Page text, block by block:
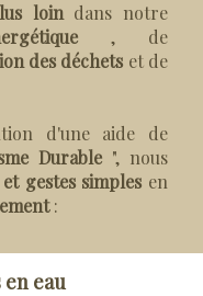
loindans notre
, de
des déchets et de
d'une aide de
Durable", nous
gestes simples en
:
eau